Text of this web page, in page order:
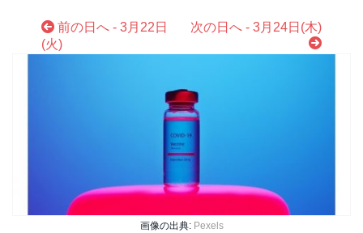
前の日へ - 3月22日
(火)
次の日へ - 3月24日(木)
画像の出典: Pexels